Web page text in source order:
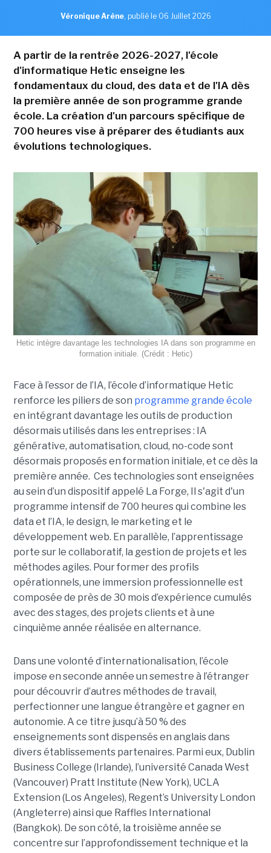
Véronique Arène, publié le 06 Juillet 2026
A partir de la rentrée 2026-2027, l'école
d'informatique Hetic enseigne les
fondamentaux du cloud, des data et de l'IA dès
la première année de son programme grande
école. La création d'un parcours spécifique de
700 heures vise à préparer des étudiants aux
évolutions technologiques.
Hetic intègre davantage les technologies IA dans son programme en
formation initiale. (Crédit : Hetic)
Face à l’essor de l’IA, l’école d’informatique Hetic
renforce les piliers de son programme grande école
en intégrant davantage les outils de production
désormais utilisés dans les entreprises : IA
générative, automatisation, cloud, no-code sont
désormais proposés en formation initiale, et ce dès la
première année. Ces technologies sont enseignées
au sein d’un dispositif appelé La Forge, Il s'agit d'un
programme intensif de 700 heures qui combine les
data et l’IA, le design, le marketing et le
développement web. En parallèle, l’apprentissage
porte sur le collaboratif, la gestion de projets et les
méthodes agiles. Pour former des profils
opérationnels, une immersion professionnelle est
composée de près de 30 mois d’expérience cumulés
avec des stages, des projets clients et à une
cinquième année réalisée en alternance.
Dans une volonté d’internationalisation, l’école
impose en seconde année un semestre à l’étranger
pour découvrir d’autres méthodes de travail,
perfectionner une langue étrangère et gagner en
autonomie. A ce titre jusqu’à 50 % des
enseignements sont dispensés en anglais dans
divers établissements partenaires. Parmi eux, Dublin
Business College (Irlande), l’université Canada West
(Vancouver) Pratt Institute (New York), UCLA
Extension (Los Angeles), Regent’s University London
(Angleterre) ainsi que Raffles International
(Bangkok). De son côté, la troisième année se
concentre sur l’approfondissement technique et la